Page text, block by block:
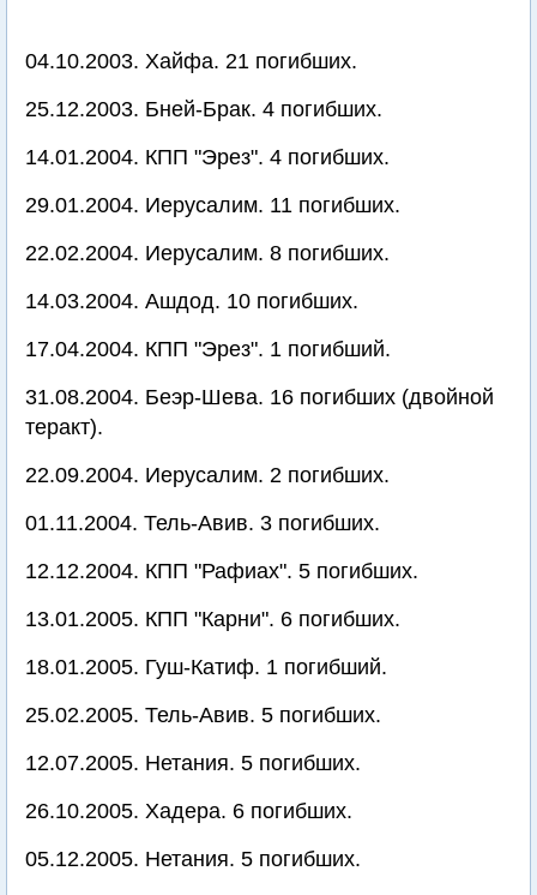
04.10.2003. Хайфа. 21 погибших.
25.12.2003. Бней-Брак. 4 погибших.
14.01.2004. КПП "Эрез". 4 погибших.
29.01.2004. Иерусалим. 11 погибших.
22.02.2004. Иерусалим. 8 погибших.
14.03.2004. Ашдод. 10 погибших.
17.04.2004. КПП "Эрез". 1 погибший.
31.08.2004. Беэр-Шева. 16 погибших (двойной
теракт).
22.09.2004. Иерусалим. 2 погибших.
01.11.2004. Тель-Авив. 3 погибших.
12.12.2004. КПП "Рафиах". 5 погибших.
13.01.2005. КПП "Карни". 6 погибших.
18.01.2005. Гуш-Катиф. 1 погибший.
25.02.2005. Тель-Авив. 5 погибших.
12.07.2005. Нетания. 5 погибших.
26.10.2005. Хадера. 6 погибших.
05.12.2005. Нетания. 5 погибших.